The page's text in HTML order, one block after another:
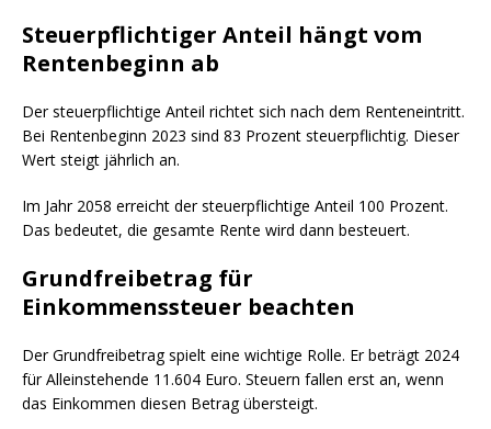
Steuerpflichtiger Anteil hängt vom
Rentenbeginn ab
Der steuerpflichtige Anteil richtet sich nach dem Renteneintritt.
Bei Rentenbeginn 2023 sind 83 Prozent steuerpflichtig. Dieser
Wert steigt jährlich an.
Im Jahr 2058 erreicht der steuerpflichtige Anteil 100 Prozent.
Das bedeutet, die gesamte Rente wird dann besteuert.
Grundfreibetrag für
Einkommenssteuer beachten
Der Grundfreibetrag spielt eine wichtige Rolle. Er beträgt 2024
für Alleinstehende 11.604 Euro. Steuern fallen erst an, wenn
das Einkommen diesen Betrag übersteigt.